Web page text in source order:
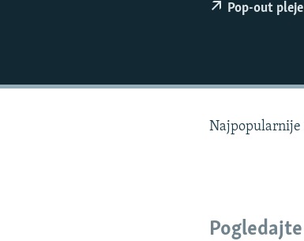
VIŠE OD NASLOVA
Pop-out
Najpopularnije